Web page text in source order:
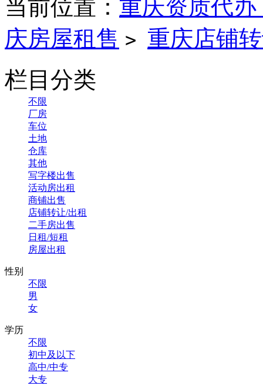
当前位置： 重庆资质代
庆房屋租售 > 重庆店铺
栏目分类
不限
厂房
车位
土地
仓库
其他
写字楼出售
活动房出租
商铺出售
店铺转让/出租
二手房出售
日租/短租
房屋出租
性别
不限
男
女
学历
不限
初中及以下
高中/中专
大专